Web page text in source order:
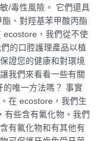
/毒性風險。 它們還具
、對羥基苯甲酸丙酯
，我們從不使
的口腔護理產品以植
證您的健康和對環境
我們來看看一些有關
的唯一方法嗎？ 事實
在 ecostore，我們生
些含有氟化物。我們
有氟化物和有其他有